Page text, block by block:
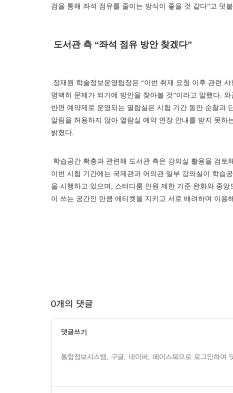
검을 통해 좌석 점유를 줄이는 방식이 좋을 것 같다”고 덧
도서관 측 “좌석 점유 방안 찾겠다”
장재원 학술정보운영팀장은 “이번 취재 요청 이후 관련
명백히 문제가 되기에 방안을 찾아볼 것”이라고 말했다.
반면 예약제로 운영되는 열람실은 시험 기간 동안 순찰과
알림을 허용하지 않아 열람실 예약 연장 안내를 받지 못하
밝혔다.
학습공간 확충과 관련해 도서관 측은 강의실 활용을 검
이번 시험 기간에는 국제관과 어의관 일부 강의실이 학습
을 시행하고 있으며, 스터디룸 인원 제한 기준 완화와 중
이 쓰는 공간인 만큼 에티켓을 지키고 서로 배려하며 이용
0개의 댓글
댓글쓰기